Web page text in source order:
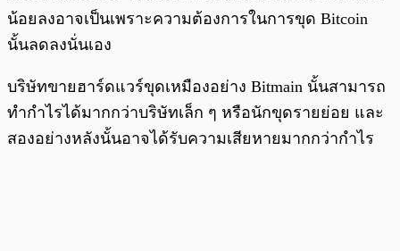
น้อยลงอาจเป็นเพราะความต้องการในการขุด Bitcoin
นั้นลดลงนั่นเอง
บริษัทขายฮาร์ดแวร์ขุดเหมืองอย่าง Bitmain นั้นสามารถ
ทำกำไรได้มากกว่าบริษัทเล็ก ๆ หรือนักขุดรายย่อย และ
สองอย่างหลังนั้นอาจได้รับความเสียหายมากกว่ากำไร